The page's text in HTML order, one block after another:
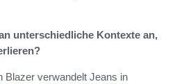
unterschiedliche Kontexte an,
Blazer verwandelt Jeans in